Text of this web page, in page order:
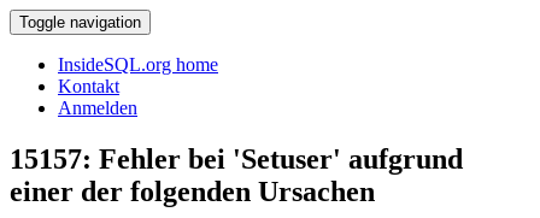
Toggle navigation
InsideSQL.org home
Kontakt
Anmelden
15157: Fehler bei 'Setuser' aufgrund
einer der folgenden Ursachen